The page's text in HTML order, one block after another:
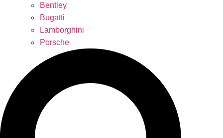
Bentley
Bugatti
Lamborghini
Porsche